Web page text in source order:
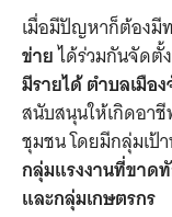
เมื่อมีปัญหาก็ต้องมี
ข่ายได้ร่วมกันจัดตั้ง
มีรายได้ ตำบลเมือ
สนับสนุนให้เกิดอา
ชุมชน โดยมีกลุ่มเ
กลุ่มแรงงานที่ขาด
และกลุ่มเกษตรกร